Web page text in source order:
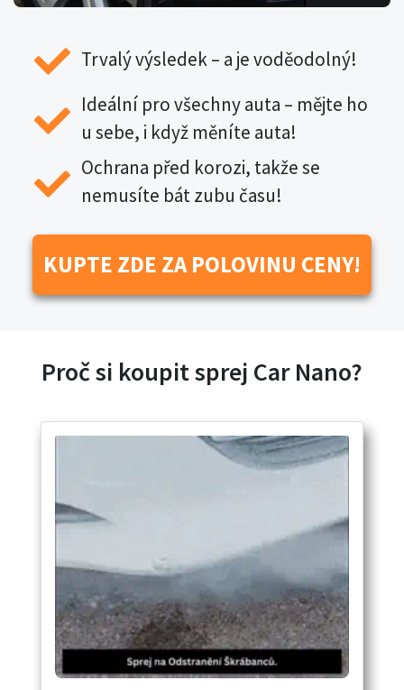
Trvalý výsledek – a je voděodolný!
Ideální pro všechny auta – mějte ho
u sebe, i když měníte auta!
Ochrana před korozi, takže se
nemusíte bát zubu času!
KUPTE ZDE ZA POLOVINU CENY!
Proč si koupit sprej Car Nano?